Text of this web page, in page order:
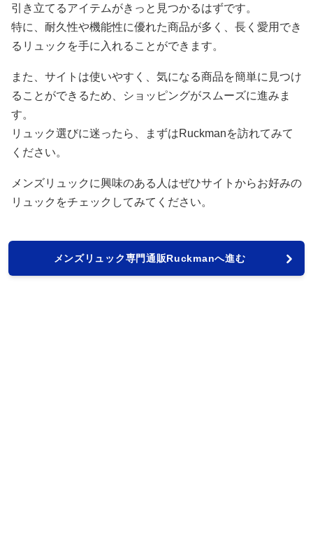
引き立てるアイテムがきっと見つかるはずです。
特に、耐久性や機能性に優れた商品が多く、長く愛用でき
るリュックを手に入れることができます。
また、サイトは使いやすく、気になる商品を簡単に見つけ
ることができるため、ショッピングがスムーズに進みま
す。
リュック選びに迷ったら、まずはRuckmanを訪れてみて
ください。
メンズリュックに興味のある人はぜひサイトからお好みの
リュックをチェックしてみてください。
メンズリュック専門通販Ruckmanへ進む